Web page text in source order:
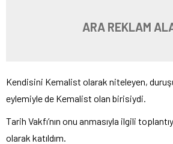
ARA REKLAM
Kendisini Kemalist olarak niteleyen,
eylemiyle de Kemalist olan birisiydi.
Tarih Vakfı’nın onu anmasıyla ilgili
olarak katıldım.